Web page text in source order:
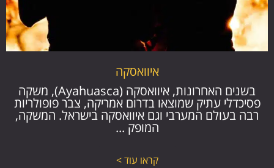
איוואסקה
בשנים האחרונות, איוואסקה (Ayahuasca), משקה
פסיכדלי עתיק שמוצאו בדרום אמריקה, צבר פופולריות
רבה בעולם המערבי וגם איוואסקה בישראל. המשקה,
המופק ...
קראו עוד >